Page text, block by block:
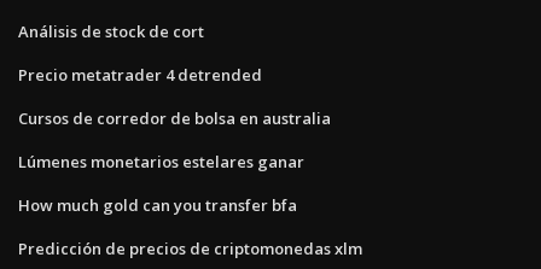
Análisis de stock de cort
Precio metatrader 4 detrended
Cursos de corredor de bolsa en australia
Lúmenes monetarios estelares ganar
How much gold can you transfer bfa
Predicción de precios de criptomonedas xlm